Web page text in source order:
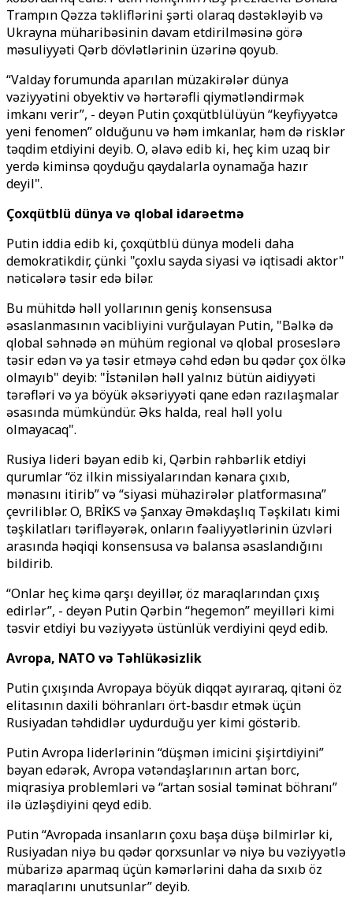
Trampın Qəzza təkliflərini şərti olaraq dəstəkləyib və
Ukrayna müharibəsinin davam etdirilməsinə görə
məsuliyyəti Qərb dövlətlərinin üzərinə qoyub.
“Valday forumunda aparılan müzakirələr dünya
vəziyyətini obyektiv və hərtərəfli qiymətləndirmək
imkanı verir”, - deyən Putin çoxqütblülüyün “keyfiyyətcə
yeni fenomen” olduğunu və həm imkanlar, həm də risklər
təqdim etdiyini deyib. O, əlavə edib ki, heç kim uzaq bir
yerdə kiminsə qoyduğu qaydalarla oynamağa hazır
deyil".
Çoxqütblü dünya və qlobal idarəetmə
Putin iddia edib ki, çoxqütblü dünya modeli daha
demokratikdir, çünki "çoxlu sayda siyasi və iqtisadi aktor"
nəticələrə təsir edə bilər.
Bu mühitdə həll yollarının geniş konsensusa
əsaslanmasının vacibliyini vurğulayan Putin, "Bəlkə də
qlobal səhnədə ən mühüm regional və qlobal proseslərə
təsir edən və ya təsir etməyə cəhd edən bu qədər çox ölkə
olmayıb" deyib: "İstənilən həll yalnız bütün aidiyyəti
tərəfləri və ya böyük əksəriyyəti qane edən razılaşmalar
əsasında mümkündür. Əks halda, real həll yolu
olmayacaq".
Rusiya lideri bəyan edib ki, Qərbin rəhbərlik etdiyi
qurumlar “öz ilkin missiyalarından kənara çıxıb,
mənasını itirib” və “siyasi mühazirələr platformasına”
çevriliblər. O, BRİKS və Şanxay Əməkdaşlıq Təşkilatı kimi
təşkilatları tərifləyərək, onların fəaliyyətlərinin üzvləri
arasında həqiqi konsensusa və balansa əsaslandığını
bildirib.
“Onlar heç kimə qarşı deyillər, öz maraqlarından çıxış
edirlər”, - deyən Putin Qərbin “hegemon” meyilləri kimi
təsvir etdiyi bu vəziyyətə üstünlük verdiyini qeyd edib.
Avropa, NATO və Təhlükəsizlik
Putin çıxışında Avropaya böyük diqqət ayıraraq, qitəni öz
elitasının daxili böhranları ört-basdır etmək üçün
Rusiyadan təhdidlər uydurduğu yer kimi göstərib.
Putin Avropa liderlərinin “düşmən imicini şişirtdiyini”
bəyan edərək, Avropa vətəndaşlarının artan borc,
miqrasiya problemləri və “artan sosial təminat böhranı”
ilə üzləşdiyini qeyd edib.
Putin “Avropada insanların çoxu başa düşə bilmirlər ki,
Rusiyadan niyə bu qədər qorxsunlar və niyə bu vəziyyətlə
mübarizə aparmaq üçün kəmərlərini daha da sıxıb öz
maraqlarını unutsunlar” deyib.